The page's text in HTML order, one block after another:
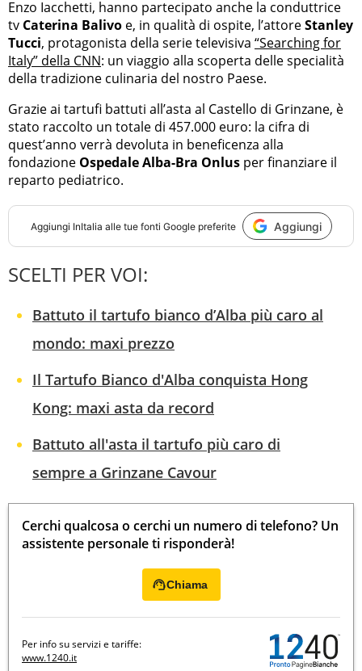
Enzo Iacchetti, hanno partecipato anche la conduttrice
tv Caterina Balivo e, in qualità di ospite, l’attoreStanley
Tucci, protagonista della serie televisiva “Searching for
Italy” della CNN: un viaggio alla scoperta delle specialità
della tradizione culinaria del nostro Paese.
Grazie ai tartufi battuti all’asta al Castello di Grinzane, è
stato raccolto un totale di 457.000 euro: la cifra di
quest’anno verrà devoluta in beneficenza alla
fondazione Ospedale Alba-Bra Onlus per finanziare il
reparto pediatrico.
Aggiungi InItalia alle tue fonti Google preferite Aggiungi
SCELTI PER VOI:
Battuto il tartufo bianco d’Alba più caro al
mondo: maxi prezzo
Il Tartufo Bianco d'Alba conquista Hong
Kong: maxi asta da record
Battuto all'asta il tartufo più caro di
sempre a Grinzane Cavour
Cerchi qualcosa o cerchi un numero di telefono? Un
assistente personale ti risponderà!
Chiama
Per info su servizi e tariffe:
www.1240.it